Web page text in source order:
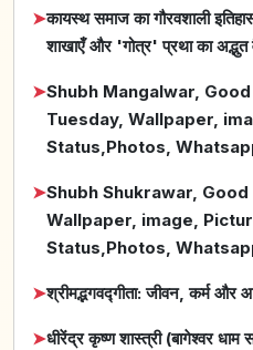
➤कायस्थ समाज का गौरवशाली
शाखाएँ और 'गोत्र' प्रथा का अद्भुत
➤Shubh Mangalwar,
Tuesday, Wallpaper,
Status,Photos,
➤Shubh Shukrawar,
Wallpaper, image,
Status,Photos,
➤श्रीमद्भगवद्गीता: जीवन, कर्म और
➤धीरेंद्र कृष्ण शास्त्री (बागेश्वर धाम